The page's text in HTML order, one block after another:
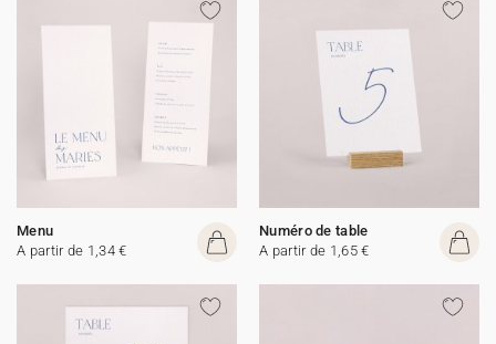
Menu
A partir de 1,34 €
Numéro de table
A partir de 1,65 €